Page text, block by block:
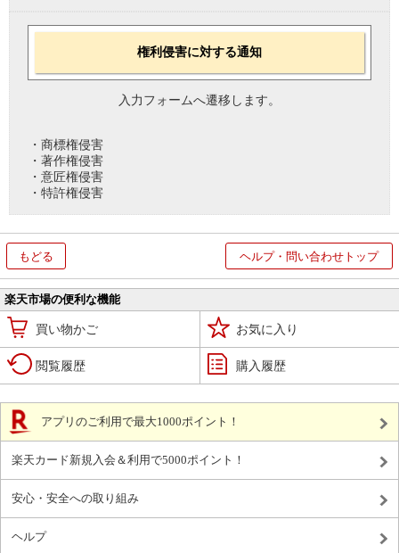
権利侵害に対する通知
入力フォームへ遷移します。
・商標権侵害
・著作権侵害
・意匠権侵害
・特許権侵害
もどる ヘルプ・問い合わせトップ
楽天市場の便利な機能
買い物かご お気に入り
閲覧履歴 購入履歴
アプリのご利用で最大1000ポイント！
楽天カード新規入会＆利用で5000ポイント！
安心・安全への取り組み
ヘルプ